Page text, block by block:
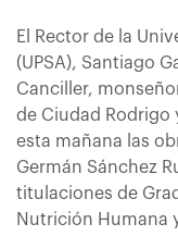
El Rector de la
(UPSA), Santiago
Canciller,
de Ciudad Rodrigo
esta mañana las
Germán Sánchez
titulaciones de
Nutrición Humana